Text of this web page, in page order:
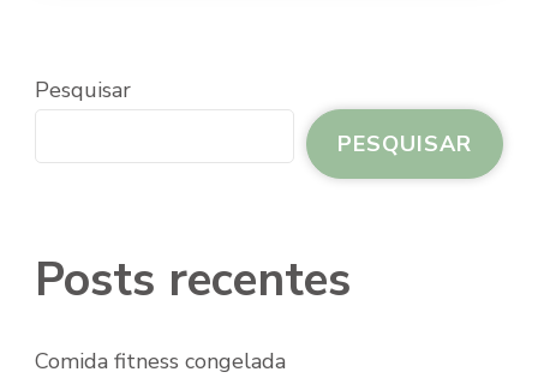
Pesquisar
PESQUISAR
Posts recentes
Comida fitness congelada